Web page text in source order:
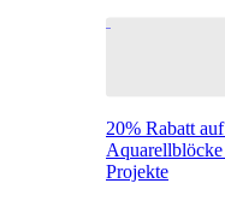
20% Rabatt
Projekte